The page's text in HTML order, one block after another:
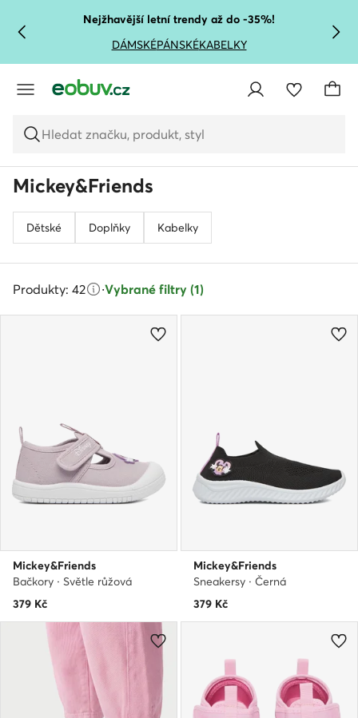
PŘEJÍT NA HLAVNÍ OBSAH
PŘEJÍT NA VYHLEDÁVÁNÍ
Nejžhavější letní trendy až do -35%!
DÁMSKÉPÁNSKÉKABELKY
Hledat značku, produkt, styl
Mickey&Friends
Dětské Doplňky Kabelky
Produkty: 42 ·Vybrané filtry (1)
Mickey&Friends
Bačkory · Světle růžová
379 Kč
Mickey&Friends
Sneakersy · Černá
379 Kč